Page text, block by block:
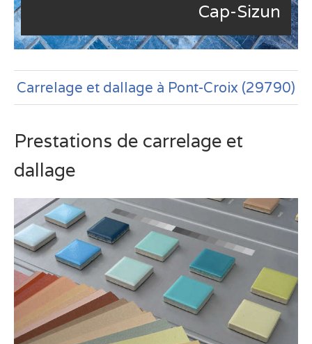
Cap-Sizun
Carrelage et dallage à Pont-Croix (29790)
Prestations de carrelage et
dallage